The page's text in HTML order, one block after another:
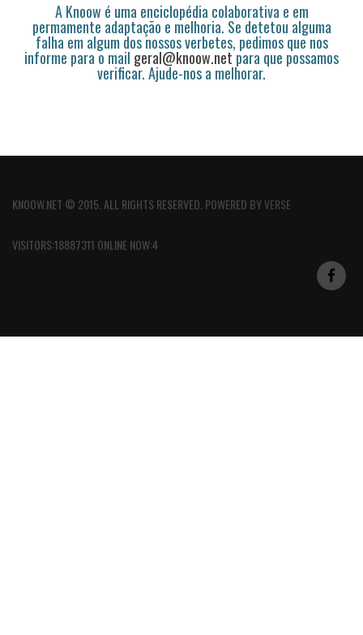
A Knoow é uma enciclopédia colaborativa e em
permamente adaptação e melhoria. Se detetou alguma
falha em algum dos nossos verbetes, pedimos que nos
informe para o mail geral@knoow.netpara que possamos
verificar. Ajude-nos a melhorar.
KNOOW.NET © 2015. ALL RIGHTS RESERVED. POWERED BYVERSE
VISITORS:18887311 ONLINE NOW:4